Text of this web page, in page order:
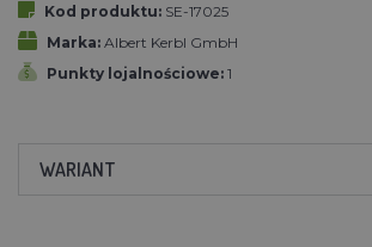
Kod produktu: SE-17025
Marka: Albert Kerbl GmbH
Punkty lojalnościowe: 1
WARIANT